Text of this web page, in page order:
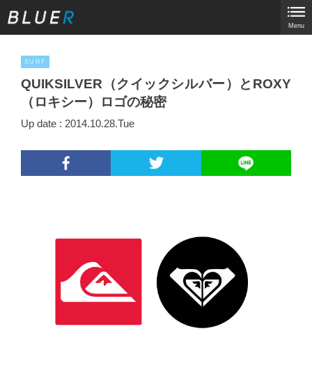
Menu
SURF
QUIKSILVER（クイックシルバー）とROXY
（ロキシー）ロゴの秘密
Up date : 2014.10.28.Tue